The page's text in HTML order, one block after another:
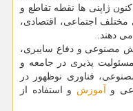
ژاپنی ها نقطه تقاطع و
اجتماعی، اقتصادی،
دهند.
مصنوعی و دفاع سایبری،
پذیری در جامعه و
فناوری نوظهور در
و آموزش و استفاده از